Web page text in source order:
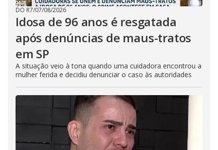
DO R7/07/08/2026
Idosa de 96 anos é resgatada
após denúncias de maus-tratos
em SP
A situação veio à tona quando uma cuidadora encontrou a
mulher ferida e decidiu denunciar o caso às autoridades